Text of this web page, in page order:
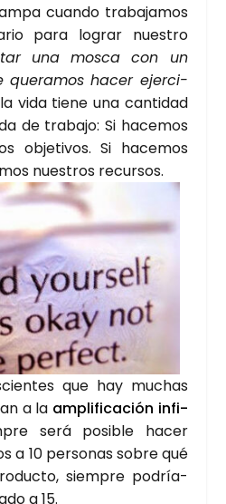
cuan­do tra­ba­ja­mos
para lograr nues­tro
una mos­ca con un
que­ra­mos hacer ejer­ci­
vida tie­ne una can­ti­dad
de tra­ba­jo: Si hace­mos
obje­ti­vos. Si hace­mos
nues­tros recur­sos.
que hay muchas
a la ampli­fi­ca­ción infi­
será posi­ble hacer
a 10 per­so­nas sobre qué
siem­pre podría­
a 15.